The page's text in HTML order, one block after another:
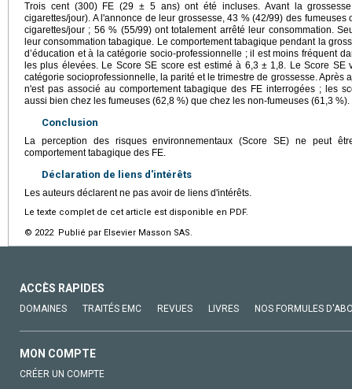
Trois cent (300) FE (29 ± 5 ans) ont été incluses. Avant la
cigarettes/jour). A l'annonce de leur grossesse, 43 % (42/99) des
cigarettes/jour ; 56 % (55/99) ont totalement arrêté leur consommation.
leur consommation tabagique. Le comportement tabagique pendant la
d’éducation et à la catégorie socio-professionnelle ; il est moins fréquent
les plus élevées. Le Score SE score est estimé à 6,3 ± 1,8. Le Score SE
catégorie socioprofessionnelle, la parité et le trimestre de grossesse. Après
n'est pas associé au comportement tabagique des FE interrogées ; les
aussi bien chez les fumeuses (62,8 %) que chez les non-fumeuses (61,3 %).
Conclusion
La perception des risques environnementaux (Score SE) ne peut
comportement tabagique des FE.
Déclaration de liens d'intérêts
Les auteurs déclarent ne pas avoir de liens d'intérêts.
Le texte complet de cet article est disponible en PDF.
© 2022 Publié par Elsevier Masson SAS.
ACCÈS RAPIDES
DOMAINES TRAITÉS EMC REVUES LIVRES NOS FORMULES
MON COMPTE
CRÉER UN COMPTE